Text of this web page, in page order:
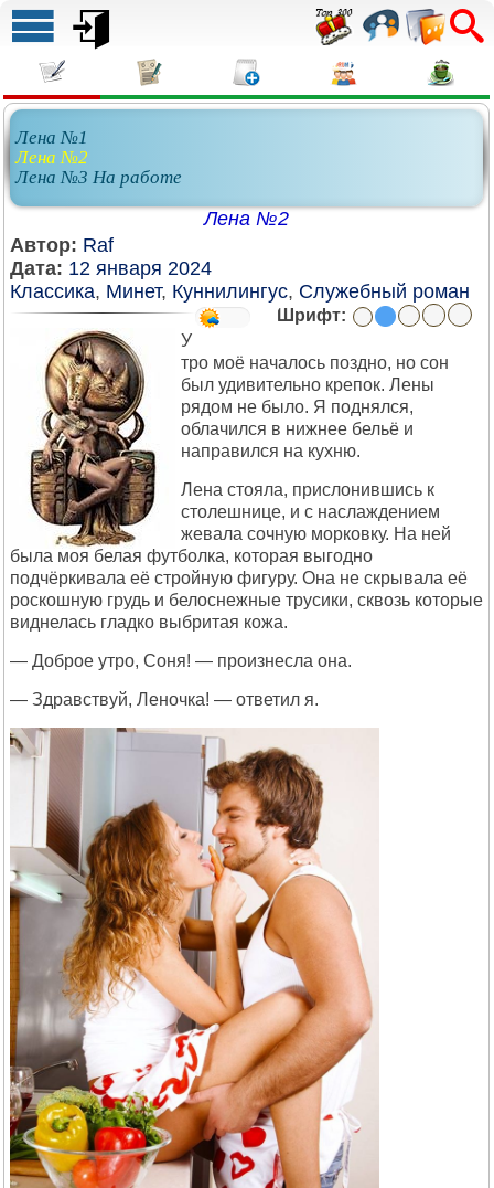
Лена №1
Лена №2
Лена №3 На работе
Лена №2
Автор: Raf
Дата: 12 января 2024
Классика, Минет, Куннилингус, Служебный роман
Шрифт:
У
тро моё началось поздно, но сон
был удивительно крепок. Лены
рядом не было. Я поднялся,
облачился в нижнее бельё и
направился на кухню.
Лена стояла, прислонившись к
столешнице, и с наслаждением
жевала сочную морковку. На ней
была моя белая футболка, которая выгодно
подчёркивала её стройную фигуру. Она не скрывала её
роскошную грудь и белоснежные трусики, сквозь которые
виднелась гладко выбритая кожа.
— Доброе утро, Соня! — произнесла она.
— Здравствуй, Леночка! — ответил я.